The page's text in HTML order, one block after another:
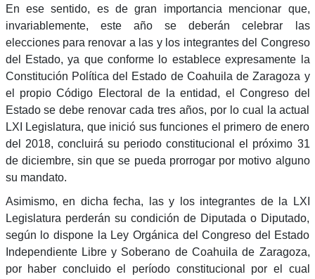
En ese sentido, es de gran importancia mencionar que,
invariablemente, este año se deberán celebrar las
elecciones para renovar a las y los integrantes del Congreso
del Estado, ya que conforme lo establece expresamente la
Constitución Política del Estado de Coahuila de Zaragoza y
el propio Código Electoral de la entidad, el Congreso del
Estado se debe renovar cada tres años, por lo cual la actual
LXI Legislatura, que inició sus funciones el primero de enero
del 2018, concluirá su periodo constitucional el próximo 31
de diciembre, sin que se pueda prorrogar por motivo alguno
su mandato.
Asimismo, en dicha fecha, las y los integrantes de la LXI
Legislatura perderán su condición de Diputada o Diputado,
según lo dispone la Ley Orgánica del Congreso del Estado
Independiente Libre y Soberano de Coahuila de Zaragoza,
por haber concluido el período constitucional por el cual